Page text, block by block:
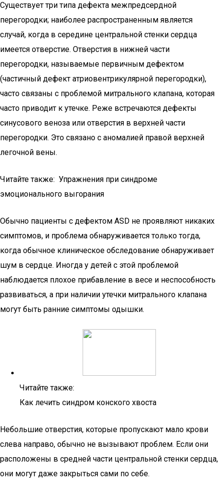
Существует три типа дефекта межпредсердной
перегородки; наиболее распространенным является
случай, когда в середине центральной стенки сердца
имеется отверстие. Отверстия в нижней части
перегородки, называемые первичным дефектом
(частичный дефект атриовентрикулярной перегородки),
часто связаны с проблемой митрального клапана, которая
часто приводит к утечке. Реже встречаются дефекты
синусового веноза или отверстия в верхней части
перегородки. Это связано с аномалией правой верхней
легочной вены.
Читайте также: Упражнения при синдроме
эмоционального выгорания
Обычно пациенты с дефектом ASD не проявляют никаких
симптомов, и проблема обнаруживается только тогда,
когда обычное клиническое обследование обнаруживает
шум в сердце. Иногда у детей с этой проблемой
наблюдается плохое прибавление в весе и неспособность
развиваться, а при наличии утечки митрального клапана
могут быть ранние симптомы одышки.
Читайте также:
Как лечить синдром конского хвоста
Небольшие отверстия, которые пропускают мало крови
слева направо, обычно не вызывают проблем. Если они
расположены в средней части центральной стенки сердца,
они могут даже закрыться сами по себе.